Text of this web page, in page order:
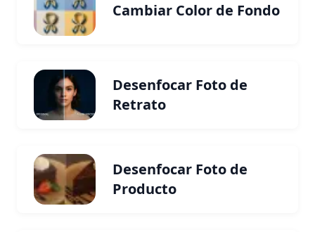
Cambiar Color de Fondo
Desenfocar Foto de
Retrato
Desenfocar Foto de
Producto